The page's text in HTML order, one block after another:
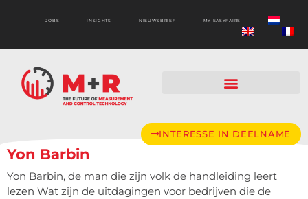
JOBS INSIGHTS NIEUWSBRIEF MY EASYFAIRS
INTERESSE IN DEELNAME
Yon Barbin
Yon Barbin, de man die zijn volk de handleiding leert
lezen Wat zijn de uitdagingen voor bedrijven die de